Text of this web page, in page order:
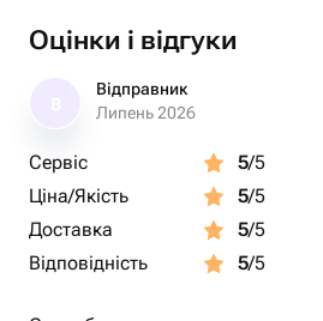
Оцінки і відгуки
Відправник
Липень 2026
Сервіс 5/5
Ціна/Якість
5/5
Доставка
5/5
Відповідність
5/5